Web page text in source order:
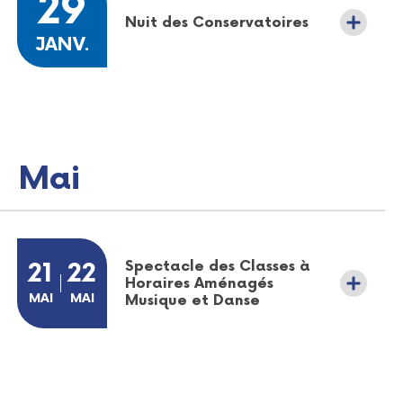
Nuit des Conservatoires
29
JANV.
Mai
Spectacle des Classes à
Horaires Aménagés
Musique et Danse
DU
21
MAIMAI
AU
22
MAIMAI
Plus d'informations sur l'évènement Soirée bien-être au